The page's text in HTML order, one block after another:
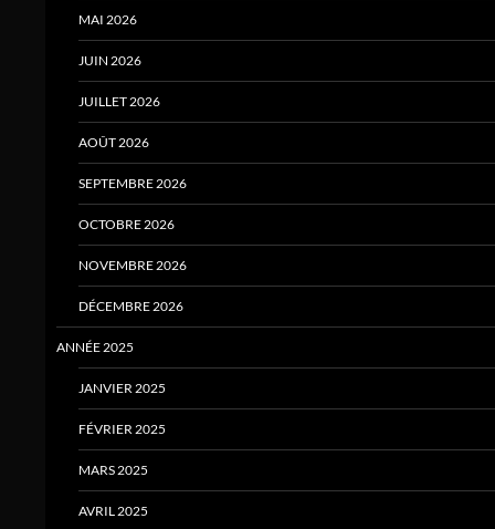
MAI 2026
JUIN 2026
JUILLET 2026
AOÛT 2026
SEPTEMBRE 2026
OCTOBRE 2026
NOVEMBRE 2026
DÉCEMBRE 2026
ANNÉE 2025
JANVIER 2025
FÉVRIER 2025
MARS 2025
AVRIL 2025